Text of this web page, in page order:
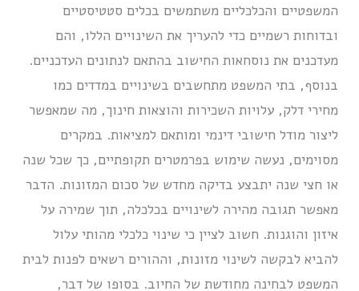
המשפטיים והכלכליים משתמשים בכלים סטטיסטיים
ובדוחות רשמיים כדי להעריך את השינויים הללו, והם
מעדכנים את נוסחאות החישוב בהתאם לנתונים העדכניים.
בנוסף, בתי המשפט מתחשבים בשינויים במדדים כמו
מחירי דלק, עלויות השכירות והוצאות חינוך, מה שמאפשר
ליצור מודל חישובי דינמי ומותאם למציאות. במקרים
מסוימים, נעשה שימוש בפרמטרים תקופתיים, כך שכל שנה
או חצי שנה יתבצע בדיקה מחדש של סכום המזונות. הדבר
מאפשר תגובה מהירה לשינויים בכלכלה, תוך שמירה על
איזון והוגנות. חשוב לציין כי שינוי כלכלי מהותי עלול
להביא לבקשה לשינוי מזונות, וההורים רשאים לפנות לבית
המשפט לבחינה מחודשת של החיוב. בסופו של דבר,